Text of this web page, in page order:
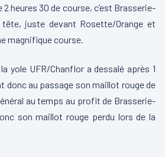
heures 30 de course, c’est Brasserie-
juste devant Rosette/Orange et
magnifique course.
yole UFR/Chanflor a dessalé après 1
donc au passage son maillot rouge de
au temps au profit de Brasserie-
son maillot rouge perdu lors de la